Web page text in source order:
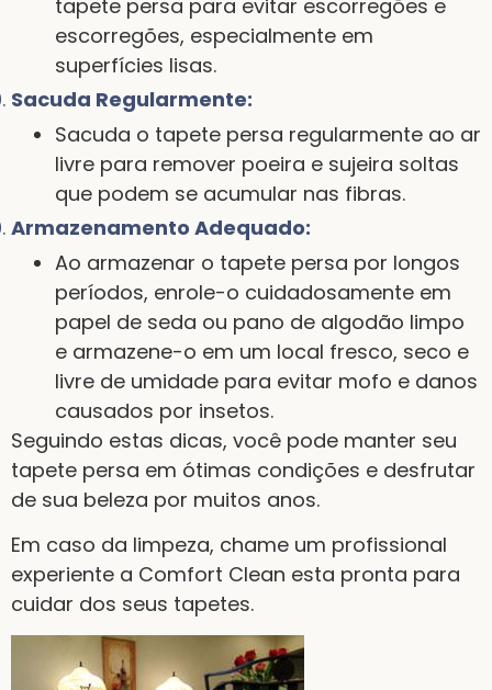
tapete persa para evitar escorregões e
escorregões, especialmente em
superfícies lisas.
Sacuda Regularmente:
Sacuda o tapete persa regularmente ao ar
livre para remover poeira e sujeira soltas
que podem se acumular nas fibras.
Armazenamento Adequado:
Ao armazenar o tapete persa por longos
períodos, enrole-o cuidadosamente em
papel de seda ou pano de algodão limpo
e armazene-o em um local fresco, seco e
livre de umidade para evitar mofo e danos
causados por insetos.
Seguindo estas dicas, você pode manter seu
tapete persa em ótimas condições e desfrutar
de sua beleza por muitos anos.
Em caso da limpeza, chame um profissional
experiente a Comfort Clean esta pronta para
cuidar dos seus tapetes.